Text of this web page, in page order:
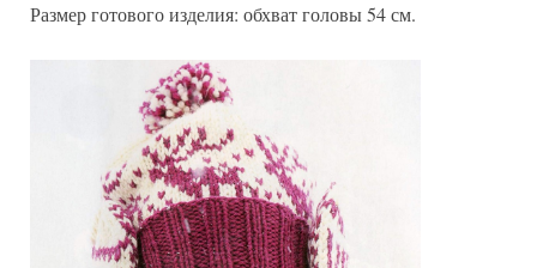
Размер готового изделия: обхват головы 54 см.